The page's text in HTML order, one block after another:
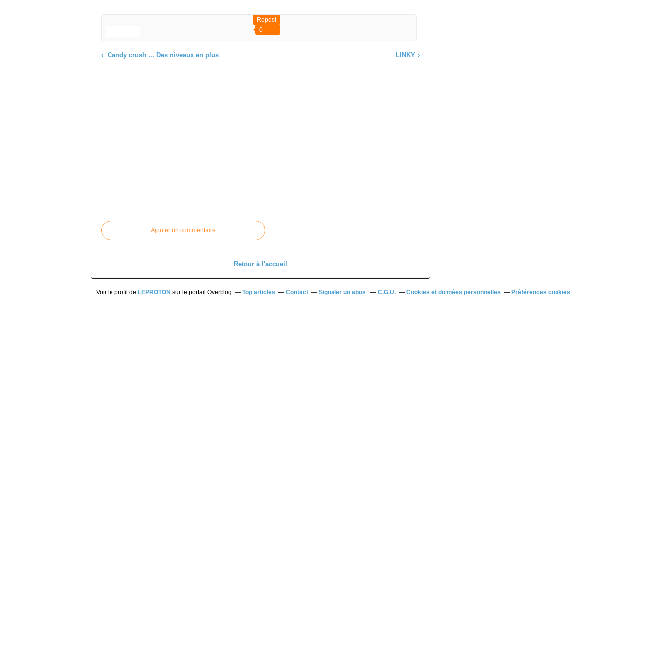
Repost
0
Candy crush ... Des niveaux en plus ›
LINKY
Ajouter un commentaire
Retour à l'accueil
Voir le profil de LEPROTON sur le portail Overblog Top articles Contact Signaler un abus C.G.U. Cookies et données personnelles Préférences cookies